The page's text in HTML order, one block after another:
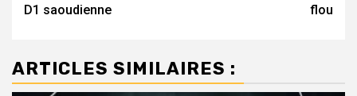
D1 saoudienne
flou
ARTICLES SIMILAIRES :